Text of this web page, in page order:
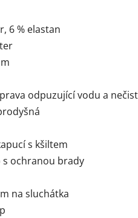
6 % elastan
odpuzující vodu a
s kšiltem
s ochranou brady
na sluchátka